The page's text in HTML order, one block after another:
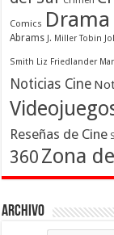
Comics Drama
Abrams J. Miller Tobin
Smith Liz Friedlander
Noticias Cine
Reseñas de Cine
360 Zona
Archivo